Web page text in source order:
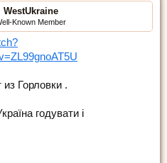
WestUkraine
Known Member
Горловки .
годувати і